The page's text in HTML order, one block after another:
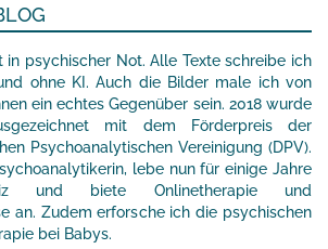
in psychischer Not. Alle Texte schreibe ich
ohne KI. Auch die Bilder male ich von
ein echtes Gegenüber sein. 2018 wurde
mit dem Förderpreis der
Psychoanalytischen Vereinigung (DPV).
lebe nun für einige Jahre
und biete Onlinetherapie und
an. Zudem erforsche ich die psychischen
bei Babys.